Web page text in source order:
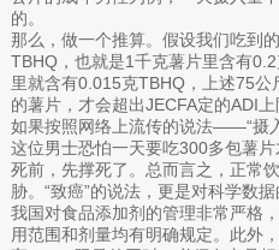
的。
那么，做一个推算。假设我们吃到
TBHQ，也就是1千克薯片里含有
里就含有0.015克TBHQ，上述75
的薯片，才会超出JECFA定的ADI上
如果按照网络上流传的说法——“摄
这位男士恐怕一天要吃300多包薯
死前，先撑死了。总而言之，正常
胁。“致癌”的说法，更是对科学数据
我国对食品添加剂的管理非常严格
用范围和剂量均有明确规定。此外